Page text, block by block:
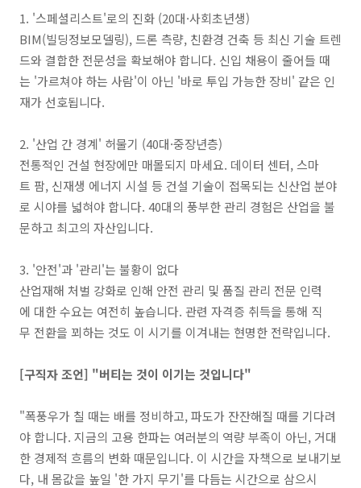
1. '스페셜리스트'로의 진화 (20대·사회초년생)
BIM(빌딩정보모델링), 드론 측량, 친환경 건축 등 최신 기술 트렌
드와 결합한 전문성을 확보해야 합니다. 신입 채용이 줄어들 때
는 '가르쳐야 하는 사람'이 아닌 '바로 투입 가능한 장비' 같은 인
재가 선호됩니다.
2. '산업 간 경계' 허물기 (40대·중장년층)
전통적인 건설 현장에만 매몰되지 마세요. 데이터 센터, 스마
트 팜, 신재생 에너지 시설 등 건설 기술이 접목되는 신산업 분야
로 시야를 넓혀야 합니다. 40대의 풍부한 관리 경험은 산업을 불
문하고 최고의 자산입니다.
3. '안전'과 '관리'는 불황이 없다
산업재해 처벌 강화로 인해 안전 관리 및 품질 관리 전문 인력
에 대한 수요는 여전히 높습니다. 관련 자격증 취득을 통해 직
무 전환을 꾀하는 것도 이 시기를 이겨내는 현명한 전략입니다.
[구직자 조언] "버티는 것이 이기는 것입니다"
"폭풍우가 칠 때는 배를 정비하고, 파도가 잔잔해질 때를 기다려
야 합니다. 지금의 고용 한파는 여러분의 역량 부족이 아닌, 거대
한 경제적 흐름의 변화 때문입니다. 이 시간을 자책으로 보내기보
다, 내 몸값을 높일 '한 가지 무기'를 다듬는 시간으로 삼으시